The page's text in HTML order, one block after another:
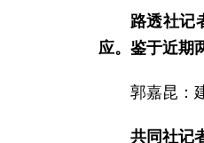
路透社记
应。鉴于近期
郭嘉昆：
共同社记